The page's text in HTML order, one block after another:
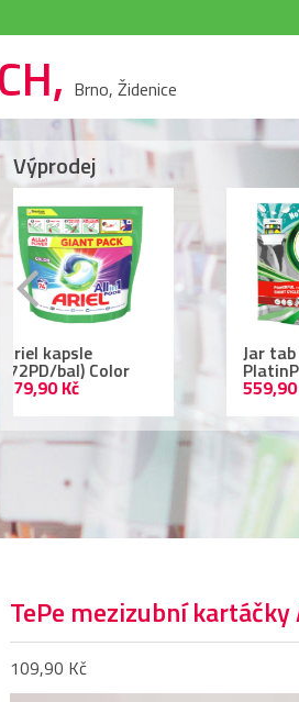
Brno, Židenice
Výprodej
Jar tab (122ks/bal)
PlatinPlus
559,90 Kč
TePe mezizubní kartáčky
109,90 Kč